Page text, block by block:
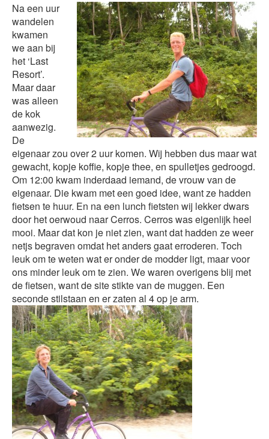
Na een uur
wandelen
kwamen
we aan bij
het ‘Last
Resort’.
Maar daar
was alleen
de kok
aanwezig.
De
eigenaar zou over 2 uur komen. Wij hebben dus maar wat
gewacht, kopje koffie, kopje thee, en spulletjes gedroogd.
Om 12:00 kwam inderdaad iemand, de vrouw van de
eigenaar. Die kwam met een goed idee, want ze hadden
fietsen te huur. En na een lunch fietsten wij lekker dwars
door het oerwoud naar Cerros. Cerros was eigenlijk heel
mooi. Maar dat kon je niet zien, want dat hadden ze weer
netjs begraven omdat het anders gaat erroderen. Toch
leuk om te weten wat er onder de modder ligt, maar voor
ons minder leuk om te zien. We waren overigens blij met
de fietsen, want de site stikte van de muggen. Een
seconde stilstaan en er zaten al 4 op je arm.